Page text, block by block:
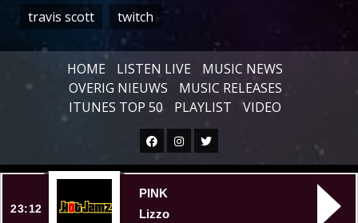
travis scott
twitch
HOME LISTEN LIVE
MUSIC NEWS
OVERIG NIEUWS
MUSIC RELEASES
ITUNES TOP 50
PLAYLIST VIDEO
Facebook
Instagram
Twitter
Copyright © All rights reserved.
23:12
PINK
Lizzo